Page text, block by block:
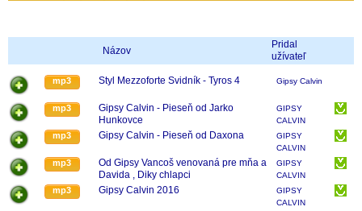
Názov
Pridal
užívateľ
mp3 Styl Mezzoforte Svidník - Tyros 4 Gipsy Calvin
mp3
Gipsy Calvin - Pieseň od Jarko
Hunkovce
GIPSY
CALVIN
mp3 Gipsy Calvin - Pieseň od Daxona
GIPSY
CALVIN
mp3
Od Gipsy Vancoš venovaná pre mňa a
Davida , Diky chlapci
GIPSY
CALVIN
mp3 Gipsy Calvin 2016
GIPSY
CALVIN